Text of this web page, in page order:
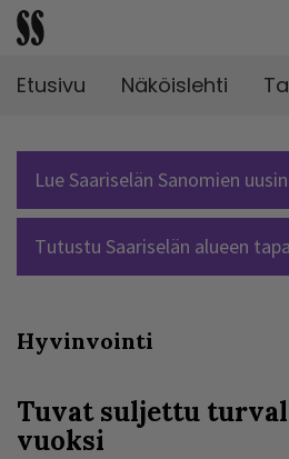
Etusivu Näköislehti
Lue Saariselän Sanomien
Tutustu Saariselän alueen
Hyvinvointi
Tuvat suljettu
vuoksi